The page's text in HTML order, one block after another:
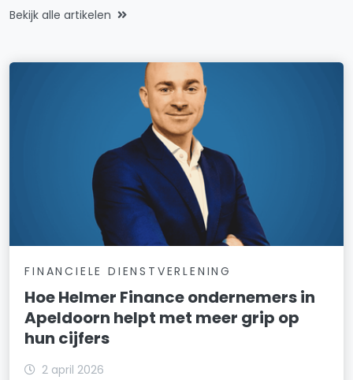
Bekijk alle artikelen
FINANCIELE DIENSTVERLENING
Hoe Helmer Finance ondernemers in
Apeldoorn helpt met meer grip op
hun cijfers
2 april 2026